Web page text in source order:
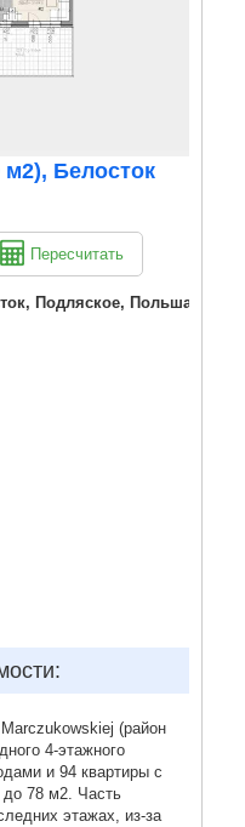
Белосток
Пересчитать
Подляское, Польша
(район
4-этажного
и 94 квартиры с
78 м2. Часть
этажах, из-за